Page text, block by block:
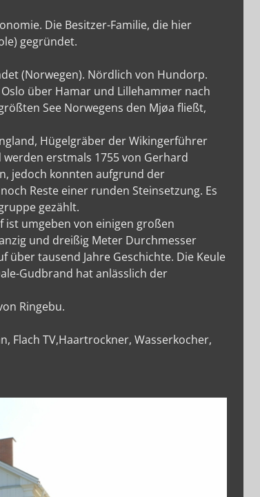
Die Besitzer-Familie, die hier
gegründet.
(Norwegen). Nördlich von Hundorp.
über Hamar und Lillehammer nach
See Norwegens den Mjøa fließt,
Hügelgräber der Wikingerführer
erstmals 1755 von Gerhard
jedoch konnten aufgrund der
Reste einer runden Steinsetzung. Es
gezählt.
umgeben von einigen großen
und dreißig Meter Durchmesser
über tausend Jahre Geschichte. Die Keule
Gudbrand hat anlässlich der
Ringebu.
Flach TV,Haartrockner, Wasserkocher,